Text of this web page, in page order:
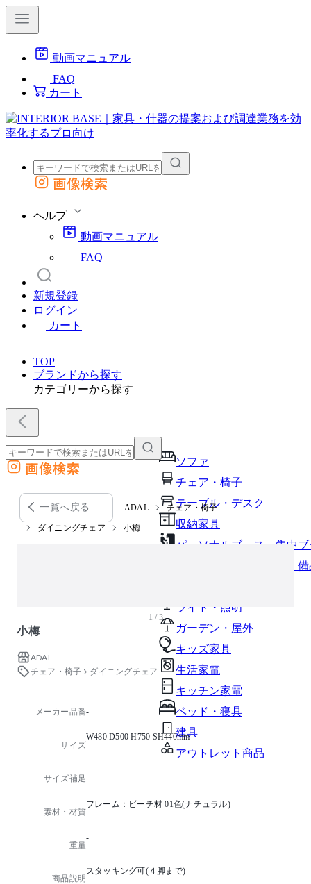
動画マニュアル
FAQ
カート
外部サイトの商品をカートに追加
画像検索
ヘルプ
動画マニュアル
FAQ
新規登録
ログイン
カート
TOP
ブランドから探す
カテゴリーから探す
ソファ
チェア・椅子
テーブル・デスク
収納家具
パーソナルブース・集中
オフィスアクセサリー・
ライト・照明
ガーデン・屋外
キッズ家具
生活家電
キッチン家電
ベッド・寝具
建具
アウトレット商品
外部サイトの商品をカートに追加
他のサイトで見つけた商品ページのURLを貼り付けて、カートに追加できます
画像検索
一覧へ戻る ADAL チェア・椅子
ダイニングチェア 小梅
1 / 3
小梅
ADAL
チェア・椅子
ダイニングチェア
メーカー品番-
サイズ
W480 D500 H750 SH440mm
サイズ補足
-
素材・材質
フレーム：ビーチ材 01色(ナチュラル)
重量
-
商品説明
スタッキング可(４脚まで)